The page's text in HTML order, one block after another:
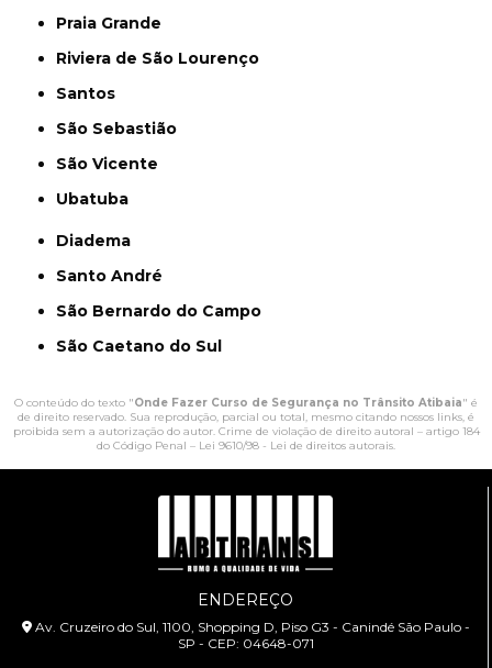
Praia Grande
Riviera de São Lourenço
Santos
São Sebastião
São Vicente
Ubatuba
Diadema
Santo André
São Bernardo do Campo
São Caetano do Sul
O conteúdo do texto "Onde Fazer Curso de Segurança no Trânsito Atibaia" é
de direito reservado. Sua reprodução, parcial ou total, mesmo citando nossos links, é
proibida sem a autorização do autor. Crime de violação de direito autoral – artigo 184
do Código Penal – Lei 9610/98 - Lei de direitos autorais.
ENDEREÇO
Av. Cruzeiro do Sul, 1100, Shopping D, Piso G3 - Canindé São Paulo -
SP - CEP: 04648-071